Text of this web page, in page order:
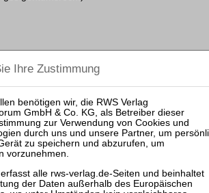
1380/13
einer ersten Ablichtung eines
Schuldenbereinigung)